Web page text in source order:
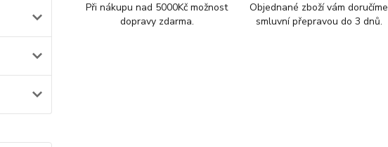
Při nákupu nad 5000Kč možnost
dopravy zdarma.
Objednané zboží vám doručíme
smluvní přepravou do 3 dnů.